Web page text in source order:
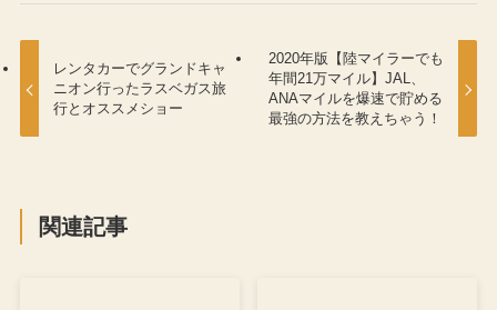
レンタカーでグランドキャ
ニオン行ったラスベガス旅
行とオススメショー
2020年版【陸マイラーでも
年間21万マイル】JAL、
ANAマイルを爆速で貯める
最強の方法を教えちゃう！
関連記事